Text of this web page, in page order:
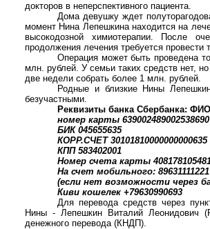
докторов в неперспективного пациента.
Дома девушку ждет
момент Нина Лепешкина находится на
высокодозной химиотерапии. После
продолжения лечения требуется провести
Операция может быть проведена
млн. рублей. У семьи таких средств нет,
две недели собрать более 1 млн. рублей.
Родные и близкие Нины
безучастными.
Реквизиты банка Сбербанка:
номер карты 639002489002538690
БИК 045655635
КОРР.СЧЕТ 30101810000000000635
КПП 583402001
Номер счета карты
На счет мобильного: 89631111221
(если нет возможности через
Киви кошелек +79630990693
Для перевода средств через
Нины - Лепешкин Виталий Леонидович
денежного перевода (КНДП).